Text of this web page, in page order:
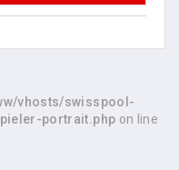
vhosts/swisspool-
portrait.php on line